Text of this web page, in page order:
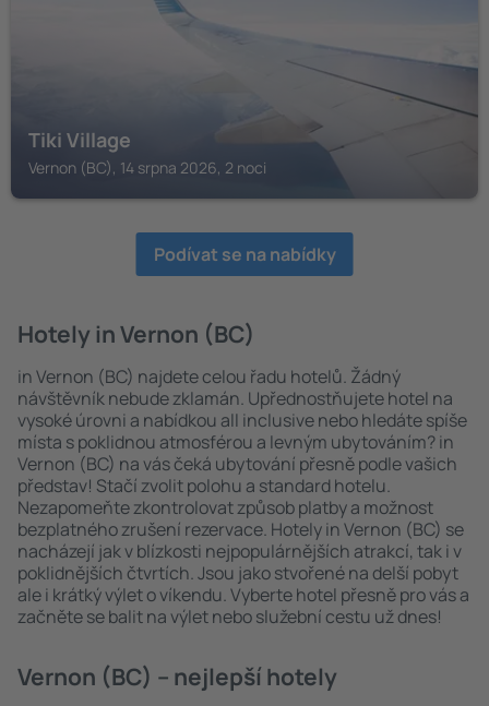
Tiki Village
Vernon (BC), 14 srpna 2026, 2 noci
Podívat se na nabídky
Hotely in Vernon (BC)
in Vernon (BC) najdete celou řadu hotelů. Žádný
návštěvník nebude zklamán. Upřednostňujete hotel na
vysoké úrovni a nabídkou all inclusive nebo hledáte spíše
místa s poklidnou atmosférou a levným ubytováním? in
Vernon (BC) na vás čeká ubytování přesně podle vašich
představ! Stačí zvolit polohu a standard hotelu.
Nezapomeňte zkontrolovat způsob platby a možnost
bezplatného zrušení rezervace. Hotely in Vernon (BC) se
nacházejí jak v blízkosti nejpopulárnějších atrakcí, tak i v
poklidnějších čtvrtích. Jsou jako stvořené na delší pobyt
ale i krátký výlet o víkendu. Vyberte hotel přesně pro vás a
začněte se balit na výlet nebo služební cestu už dnes!
Vernon (BC) – nejlepší hotely